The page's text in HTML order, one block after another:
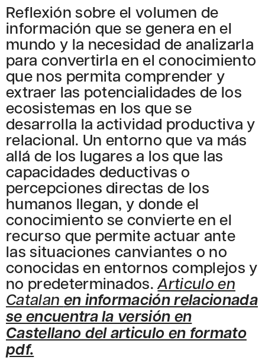
Reflexión sobre el volumen de
información que se genera en el
mundo y la necesidad de analizarla
para convertirla en el conocimiento
que nos permita comprender y
extraer las potencialidades de los
ecosistemas en los que se
desarrolla la actividad productiva y
relacional. Un entorno que va más
allá de los lugares a los que las
capacidades deductivas o
percepciones directas de los
humanos llegan, y donde el
conocimiento se convierte en el
recurso que permite actuar ante
las situaciones canviantes o no
conocidas en entornos complejos y
no predeterminados.Articulo en
Catalan en información relacionada
se encuentra la versión en
Castellano del articulo en formato
pdf.